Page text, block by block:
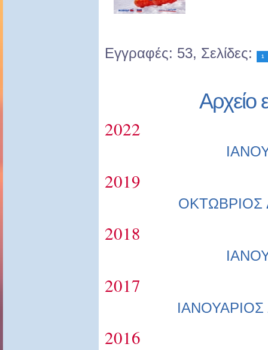
Εγγραφές: 53, Σελίδες: 1
Αρχείο
2022
2019
ΟΚΤΩΒΡΙΟΣ
2018
2017
ΙΑΝΟΥΑΡΙΟΣ
2016